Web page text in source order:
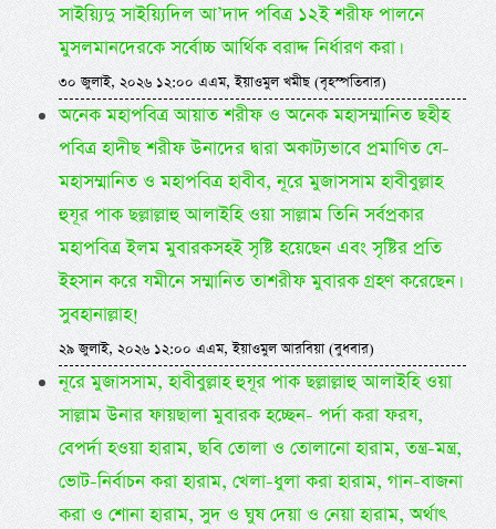
সাইয়্যিদু সাইয়্যিদিল আ’দাদ পবিত্র ১২ই শরীফ পালনে
মুসলমানদেরকে সর্বোচ্চ আর্থিক বরাদ্দ নির্ধারণ করা।
৩০ জুলাই, ২০২৬ ১২:০০ এএম, ইয়াওমুল খমীছ (বৃহস্পতিবার)
অনেক মহাপবিত্র আয়াত শরীফ ও অনেক মহাসম্মানিত ছহীহ
পবিত্র হাদীছ শরীফ উনাদের দ্বারা অকাট্যভাবে প্রমাণিত যে-
মহাসম্মানিত ও মহাপবিত্র হাবীব, নূরে মুজাসসাম হাবীবুল্লাহ
হুযূর পাক ছল্লাল্লাহু আলাইহি ওয়া সাল্লাম তিনি সর্বপ্রকার
মহাপবিত্র ইলম মুবারকসহই সৃষ্টি হয়েছেন এবং সৃষ্টির প্রতি
ইহসান করে যমীনে সম্মানিত তাশরীফ মুবারক গ্রহণ করেছেন।
সুবহানাল্লাহ!
২৯ জুলাই, ২০২৬ ১২:০০ এএম, ইয়াওমুল আরবিয়া (বুধবার)
নূরে মুজাসসাম, হাবীবুল্লাহ হুযূর পাক ছল্লাল্লাহু আলাইহি ওয়া
সাল্লাম উনার ফায়ছালা মুবারক হচ্ছেন- পর্দা করা ফরয,
বেপর্দা হওয়া হারাম, ছবি তোলা ও তোলানো হারাম, তন্ত্র-মন্ত্র,
ভোট-নির্বাচন করা হারাম, খেলা-ধুলা করা হারাম, গান-বাজনা
করা ও শোনা হারাম, সুদ ও ঘুষ দেয়া ও নেয়া হারাম, অর্থাৎ